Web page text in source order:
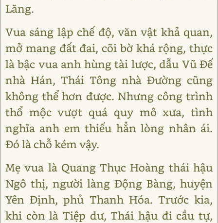
Lăng.
Vua sáng lập chế độ, văn vật khả quan,
mở mang đất đai, cõi bờ khá rộng, thực
là bậc vua anh hùng tài lược, dẫu Vũ Đế
nhà Hán, Thái Tông nhà Đường cũng
không thể hơn được. Nhưng công trình
thổ mộc vượt quá quy mô xưa, tình
nghĩa anh em thiếu hẳn lòng nhân ái.
Đó là chỗ kém vậy.
Mẹ vua là Quang Thục Hoàng thái hậu
Ngô thị, người làng Động Bàng, huyện
Yên Định, phủ Thanh Hóa. Trước kia,
khi còn là Tiệp dư, Thái hậu đi cầu tự,